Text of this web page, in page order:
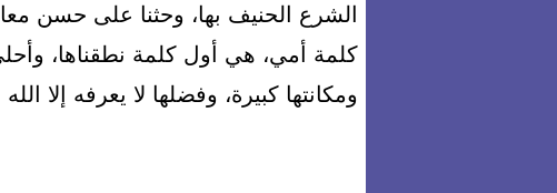
الشرع الحنيف بها، وحثنا على حسن
كلمة أمي، هي أول كلمة نطقناها،
ومكانتها كبيرة، وفضلها لا يعرفه إلا